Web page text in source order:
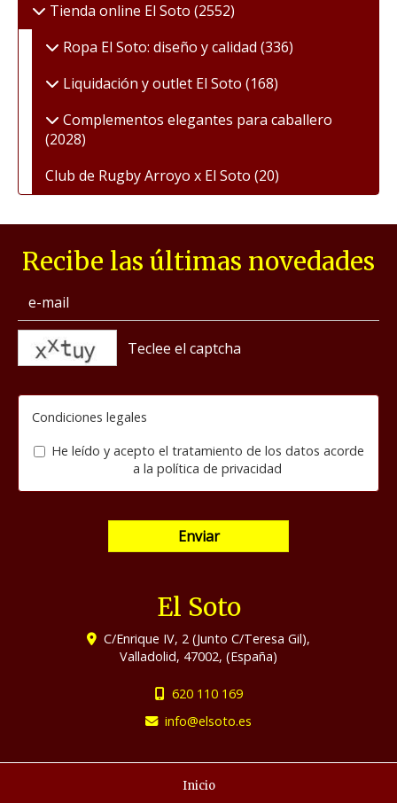
Tienda online El Soto (2552)
Ropa El Soto: diseño y calidad (336)
Liquidación y outlet El Soto (168)
Complementos elegantes para caballero
(2028)
Club de Rugby Arroyo x El Soto (20)
Recibe las últimas novedades
Condiciones legales
He leído y acepto el tratamiento de los datos acorde
a la política de privacidad
Enviar
El Soto
C/Enrique IV, 2 (Junto C/Teresa Gil),
Valladolid, 47002, (España)
620 110 169
info
elsoto.es
Inicio